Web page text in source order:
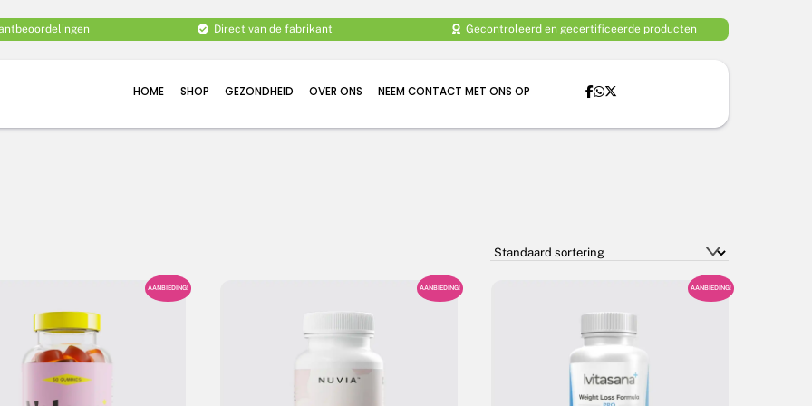
Direct van de fabrikant Gecontroleerd en gecertificeerde producten
HOME SHOP GEZONDHEID OVER ONS NEEM CONTACT MET ONS OP
AANBIEDING! AANBIEDING! AANBIEDING!